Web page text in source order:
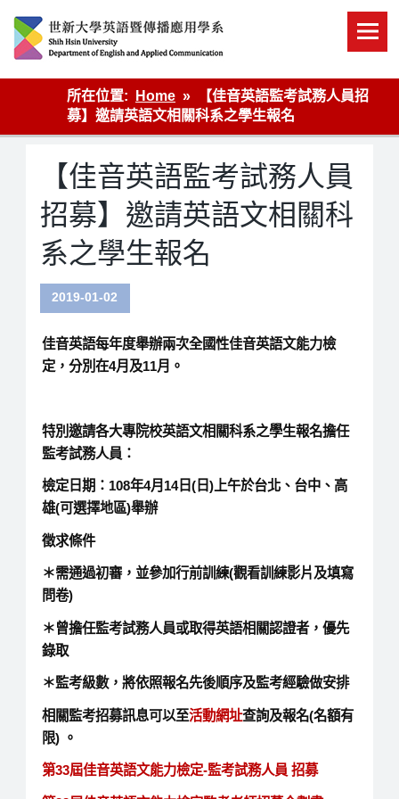
content
英語傳播
所在位置:
Home
【佳音英語監考試務人員招
募】邀請英語文相關科系之學生報名
【佳音英語監考試務人員
招募】邀請英語文相關科
系之學生報名
2019-01-02
佳音英語每年度舉辦兩次全國性佳音英語文能力檢
定，分別在4月及11月。
特別邀請各大專院校英語文相關科系之學生報名擔任
監考試務人員 ：
檢定日期：108年4月14日(日)上午於台北、台中、高
雄(可選擇地區)舉辦
徵求條件
＊需通過初審，並參加行前訓練(觀看訓練影片及填寫
問卷)
＊曾擔任監考試務人員或取得英語相關認證者，優先
錄取
＊監考級數，將依照報名先後順序及監考經驗做安排
相關監考招募訊息可以至活動網址查詢及報名(名額有
限) 。
第33屆佳音英語文能力檢定-監考試務人員 招募